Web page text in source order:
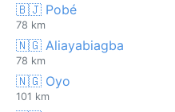
🇧🇯 Pobé
78 km
🇳🇬 Aliayabiagba
78 km
🇳🇬 Oyo
101 km